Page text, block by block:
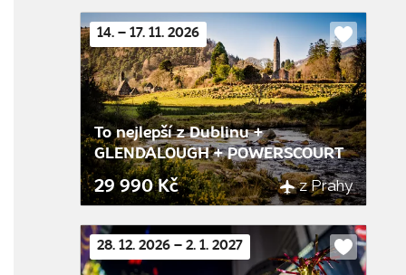
14. – 17. 11. 2026
Do
oblíbených
To nejlepší z Dublinu +
GLENDALOUGH + POWERSCOURT
29 990 Kč z Prahy
28. 12. 2026 – 2. 1. 2027
Do